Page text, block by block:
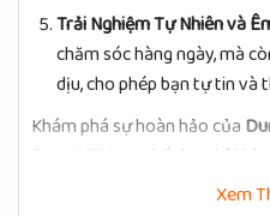
Trải Nghiệm Tự Nhiên và
chăm sóc hàng ngày, mà
dịu, cho phép bạn tự tin và
Khám phá sự hoàn hảo của
Dược VNV – sự kết hợp hài
sức khỏe đặc biệt. Chọn sự tự
Xem